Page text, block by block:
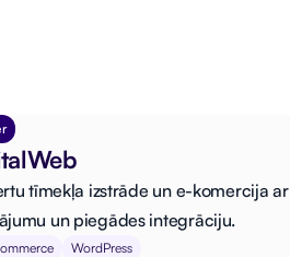
tīmekļa izstrāde un e-komercija ar
un piegādes integrāciju.
WordPress